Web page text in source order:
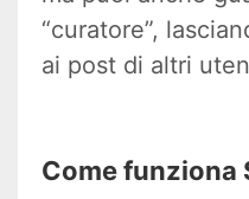
“curatore”,
ai post di altri
Come funziona